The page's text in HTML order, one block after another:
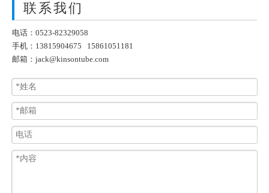
联系我们
电话：0523-82329058
手机：13815904675 15861051181
邮箱： jack@kinsontube.com